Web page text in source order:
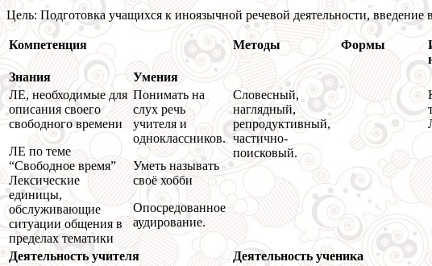
Цель: Подготовка учащихся к иноязычной речевой деятельности,
Компетенция Методы Формы
Знания
Умения
ЛЕ, необходимые для
описания своего
свободного времени
ЛЕ по теме
“Свободное время”
Лексические
единицы,
обслуживающие
ситуации общения в
пределах тематики
Понимать на
слух речь
учителя и
одноклассников.
Уметь называть
своё хобби
Опосредованное
аудирование.
Словесный,
наглядный,
репродуктивный,
частично-
поисковый.
Деятельность учителя
Деятельность ученика